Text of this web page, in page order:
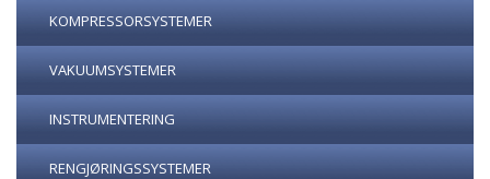
KOMPRESSORSYSTEMER
VAKUUMSYSTEMER
INSTRUMENTERING
RENGJØRINGSSYSTEMER